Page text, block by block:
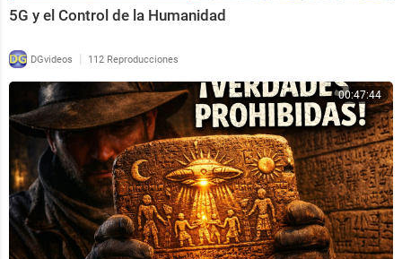
5G y el Control de la Humanidad
DGvideos | 112 Reproducciones
00:47:44